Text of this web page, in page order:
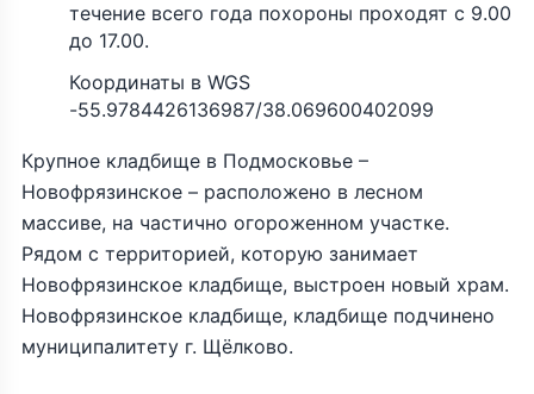
течение всего года похороны проходят с 9.00
до 17.00.
Координаты в WGS
-55.9784426136987/38.069600402099
Крупное кладбище в Подмосковье –
Новофрязинское – расположено в лесном
массиве, на частично огороженном участке.
Рядом с территорией, которую занимает
Новофрязинское кладбище, выстроен новый храм.
Новофрязинское кладбище, кладбище подчинено
муниципалитету г. Щёлково.